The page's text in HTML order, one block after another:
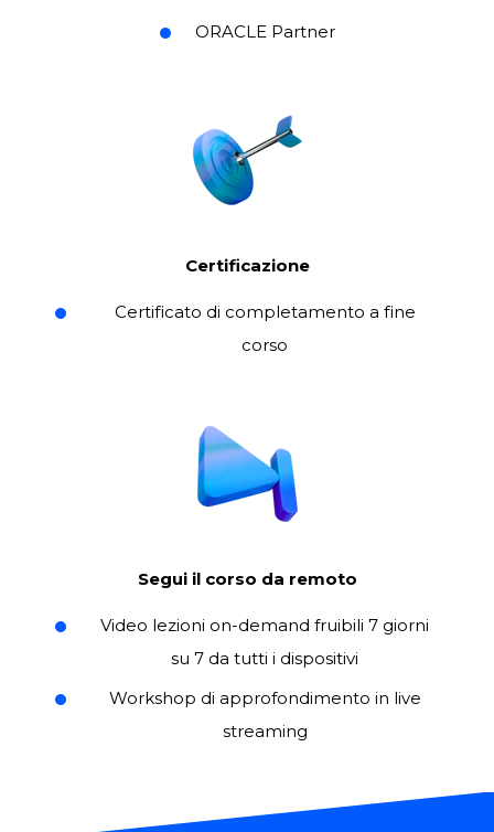
ORACLE Partner
Certificazione
Certificato di completamento a fine
corso
Segui il corso da remoto
Video lezioni on-demand fruibili 7 giorni
su 7 da tutti i dispositivi
Workshop di approfondimento in live
streaming